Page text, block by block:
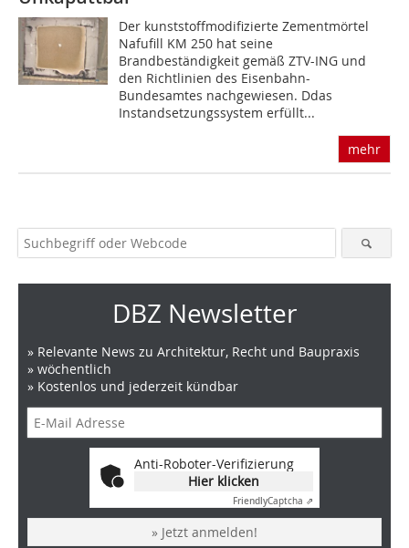
Der kunststoffmodifizierte Zementmörtel
Nafufill KM 250 hat seine
Brandbeständigkeit gemäß ZTV-ING und
den Richtlinien des Eisenbahn-
Bundesamtes nachgewiesen. Ddas
Instandsetzungssystem erfüllt...
mehr
DBZ Newsletter
» Relevante News zu Architektur, Recht und Baupraxis
» wöchentlich
» Kostenlos und jederzeit kündbar
Anti-Roboter-Verifizierung
Hier klicken
FriendlyCaptcha ⇗
» Jetzt anmelden!